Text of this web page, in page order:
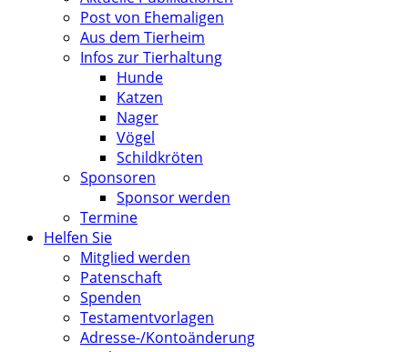
Post von Ehemaligen
Aus dem Tierheim
Infos zur Tierhaltung
Hunde
Katzen
Nager
Vögel
Schildkröten
Sponsoren
Sponsor werden
Termine
Helfen Sie
Mitglied werden
Patenschaft
Spenden
Testamentvorlagen
Adresse-/Kontoänderung